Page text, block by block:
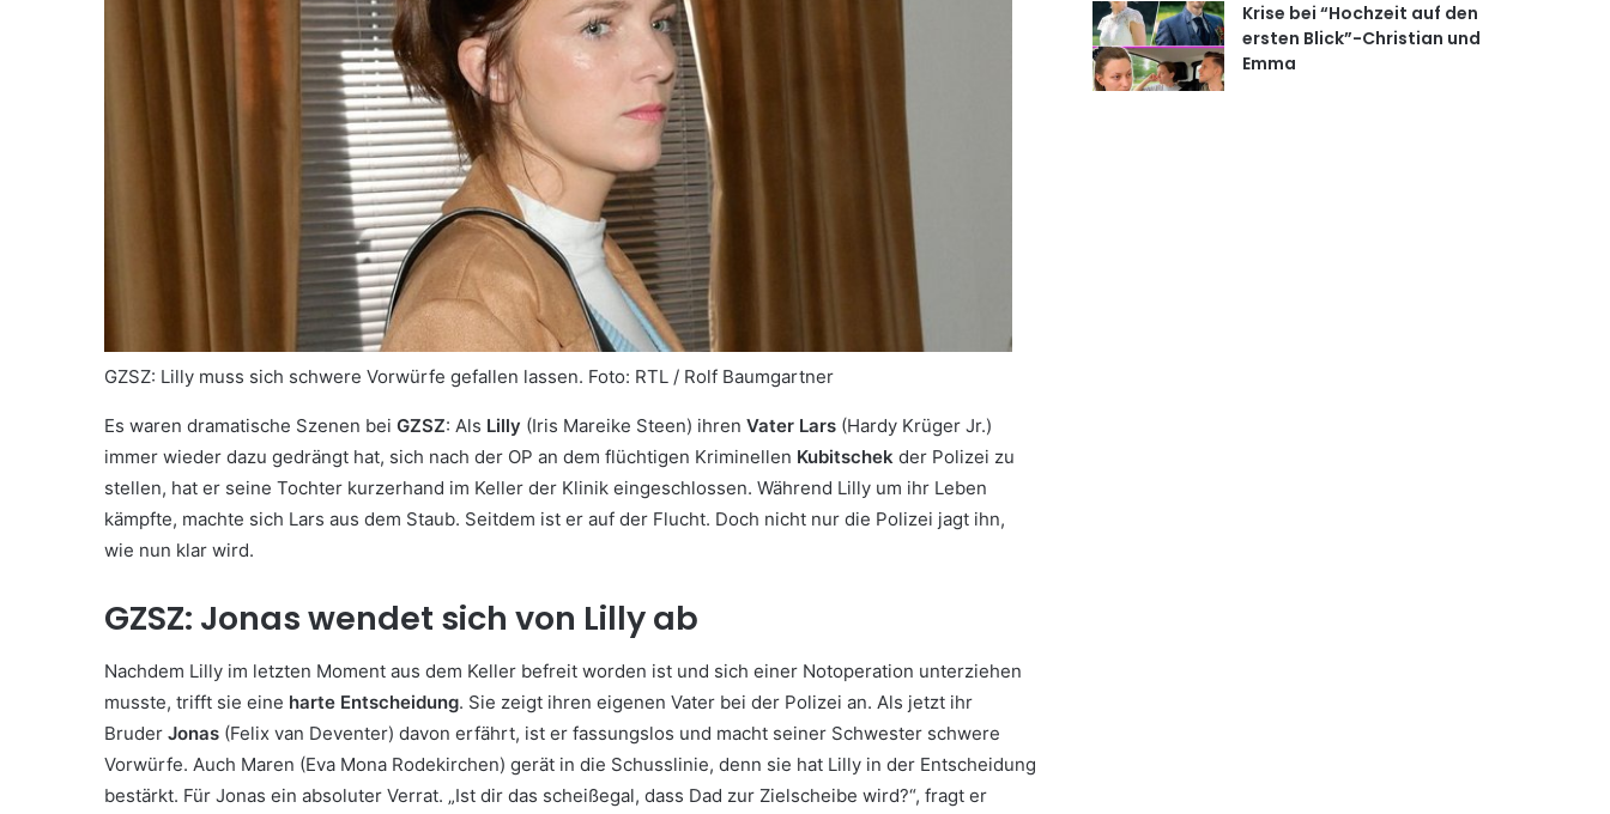
GZSZ: Lilly muss sich schwere Vorwürfe gefallen lassen. Foto: RTL / Rolf Baumgartner
Es waren dramatische Szenen bei GZSZ: Als Lilly (Iris Mareike Steen) ihren Vater Lars (Hardy Krüger Jr.)
immer wieder dazu gedrängt hat, sich nach der OP an dem flüchtigen Kriminellen Kubitschek der Polizei zu
stellen, hat er seine Tochter kurzerhand im Keller der Klinik eingeschlossen. Während Lilly um ihr Leben
kämpfte, machte sich Lars aus dem Staub. Seitdem ist er auf der Flucht. Doch nicht nur die Polizei jagt ihn,
wie nun klar wird.
GZSZ: Jonas wendet sich von Lilly ab
Nachdem Lilly im letzten Moment aus dem Keller befreit worden ist und sich einer Notoperation unterziehen
musste, trifft sie eine harte Entscheidung. Sie zeigt ihren eigenen Vater bei der Polizei an. Als jetzt ihr
Bruder Jonas (Felix van Deventer) davon erfährt, ist er fassungslos und macht seiner Schwester schwere
Vorwürfe. Auch Maren (Eva Mona Rodekirchen) gerät in die Schusslinie, denn sie hat Lilly in der Entscheidung
bestärkt. Für Jonas ein absoluter Verrat. „Ist dir das scheißegal, dass Dad zur Zielscheibe wird?“, fragt er
Krise bei “Hochzeit auf den
ersten Blick”-Christian und
Emma